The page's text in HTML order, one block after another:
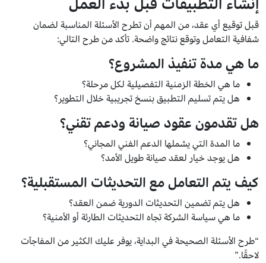
قبل توقيع أي عقد، من المهم أن تطرح الأسئلة المناسبة لضمان
شفافية التعامل وتوقع نتائج واضحة. تأكد من طرح التالي:
ما هي مدة تنفيذ المشروع؟
ما هي الخطة الزمنية التفصيلية لكل مرحلة؟
هل يتم تسليم التطبيق بنسخ تجريبية خلال التطوير؟
هل تقدمون عقود صيانة ودعم تقني؟
ما المدة التي يشملها الدعم الفني المجاني؟
هل يوجد خيار لعقد صيانة طويل الأمد؟
كيف يتم التعامل مع التحديثات المستقبلية؟
هل يتم تضمين التحديثات الدورية ضمن العقد؟
ما هي سياسة الشركة تجاه التحديثات الطارئة أو الأمنية؟
“طرح الأسئلة الصحيحة في البداية، يوفر عليك الكثير من المفاجآت
لاحقًا.”